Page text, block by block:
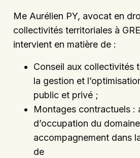
Me Aurélien PY, avocat en
collectivités territoriales à
intervient en matière de :
Conseil aux collectivités
la gestion et
public et privé ;
Montages contractuels :
d’occupation du
accompagnement dans
de